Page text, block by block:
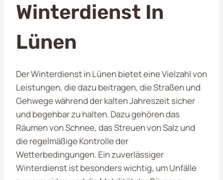
Winterdienst In
Lünen
Der Winterdienst in Lünen bietet eine Vielzahl von
Leistungen, die dazu beitragen, die Straßen und
Gehwege während der kalten Jahreszeit sicher
und begehbar zu halten. Dazu gehören das
Räumen von Schnee, das Streuen von Salz und
die regelmäßige Kontrolle der
Wetterbedingungen. Ein zuverlässiger
Winterdienst ist besonders wichtig, um Unfälle